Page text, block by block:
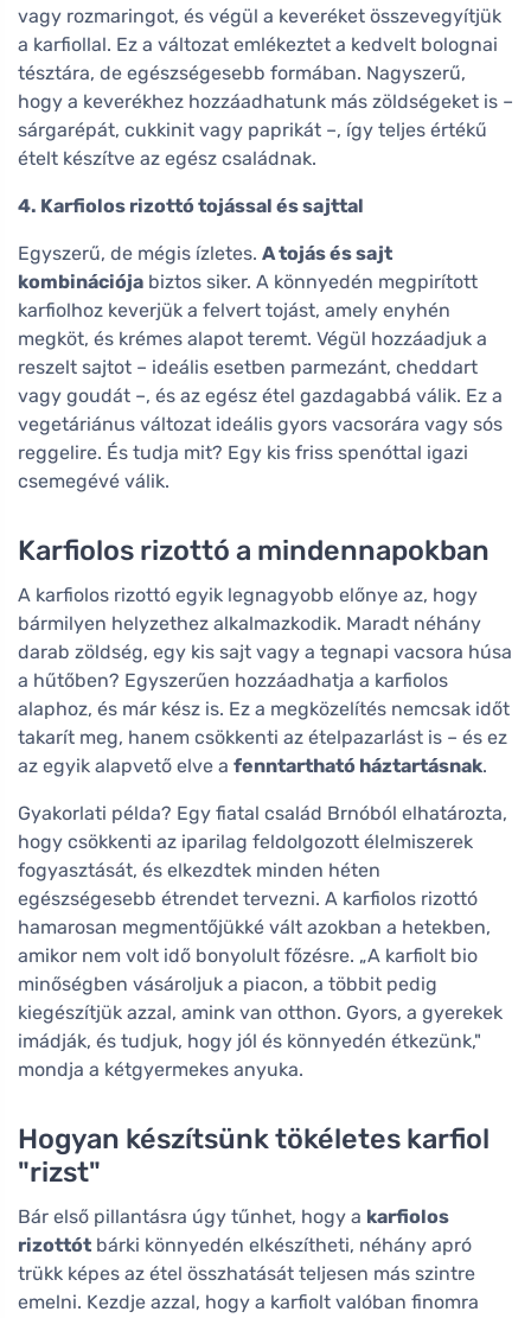
vagy rozmaringot, és végül a keveréket összevegyítjük
a karfiollal. Ez a változat emlékeztet a kedvelt bolognai
tésztára, de egészségesebb formában. Nagyszerű,
hogy a keverékhez hozzáadhatunk más zöldségeket is –
sárgarépát, cukkinit vagy paprikát –, így teljes értékű
ételt készítve az egész családnak.
4. Karfiolos rizottó tojással és sajttal
Egyszerű, de mégis ízletes. A tojás és sajt
kombinációja biztos siker. A könnyedén megpirított
karfiolhoz keverjük a felvert tojást, amely enyhén
megköt, és krémes alapot teremt. Végül hozzáadjuk a
reszelt sajtot – ideális esetben parmezánt, cheddart
vagy goudát –, és az egész étel gazdagabbá válik. Ez a
vegetáriánus változat ideális gyors vacsorára vagy sós
reggelire. És tudja mit? Egy kis friss spenóttal igazi
csemegévé válik.
Karfiolos rizottó a mindennapokban
A karfiolos rizottó egyik legnagyobb előnye az, hogy
bármilyen helyzethez alkalmazkodik. Maradt néhány
darab zöldség, egy kis sajt vagy a tegnapi vacsora húsa
a hűtőben? Egyszerűen hozzáadhatja a karfiolos
alaphoz, és már kész is. Ez a megközelítés nemcsak időt
takarít meg, hanem csökkenti az ételpazarlást is – és ez
az egyik alapvető elve a fenntartható háztartásnak.
Gyakorlati példa? Egy fiatal család Brnóból elhatározta,
hogy csökkenti az iparilag feldolgozott élelmiszerek
fogyasztását, és elkezdtek minden héten
egészségesebb étrendet tervezni. A karfiolos rizottó
hamarosan megmentőjükké vált azokban a hetekben,
amikor nem volt idő bonyolult főzésre. „A karfiolt bio
minőségben vásároljuk a piacon, a többit pedig
kiegészítjük azzal, amink van otthon. Gyors, a gyerekek
imádják, és tudjuk, hogy jól és könnyedén étkezünk,"
mondja a kétgyermekes anyuka.
Hogyan készítsünk tökéletes karfiol
"rizst"
Bár első pillantásra úgy tűnhet, hogy a karfiolos
rizottót bárki könnyedén elkészítheti, néhány apró
trükk képes az étel összhatását teljesen más szintre
emelni. Kezdje azzal, hogy a karfiolt valóban finomra